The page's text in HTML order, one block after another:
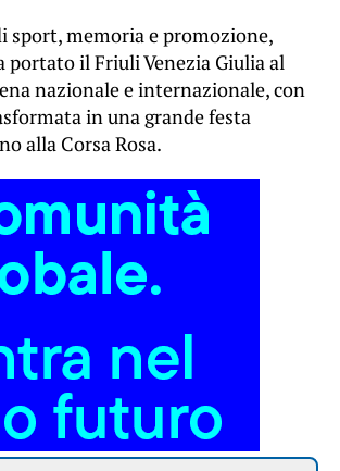
sport, memoria e promozione,
portato il Friuli Venezia Giulia al
nazionale e internazionale, con
in una grande festa
alla Corsa Rosa.